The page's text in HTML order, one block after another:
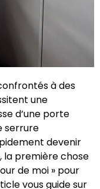
à des
une
d’une porte
serrure
devenir
la première chose
de moi » pour
vous guide sur